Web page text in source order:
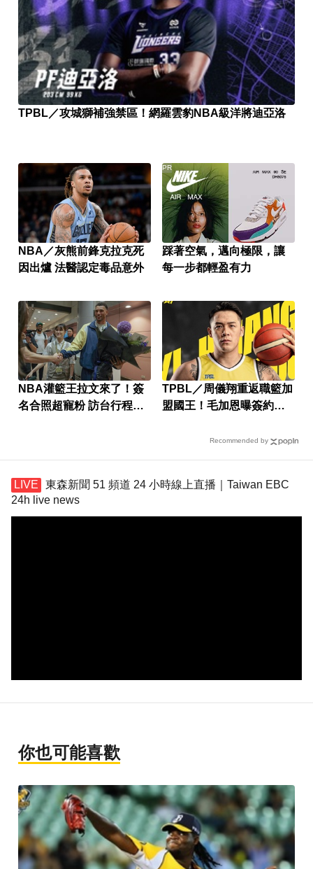
TPBL／攻城獅補強禁區！網羅雲豹NBA級洋將迪亞洛
NBA／灰熊前鋒克拉克死
因出爐 法醫認定毒品意外
踩著空氣，邁向極限，讓
每一步都輕盈有力
PR
NBA灌籃王拉文來了！簽
名合照超寵粉 訪台行程一
TPBL／周儀翔重返職籃加
盟國王！毛加恩曝簽約關
Recommended by
東森新聞 51 頻道 24 小時線上直播｜Taiwan EBC
24h live news
你也可能喜歡